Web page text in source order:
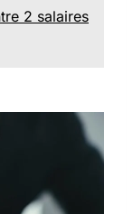
2 salaires